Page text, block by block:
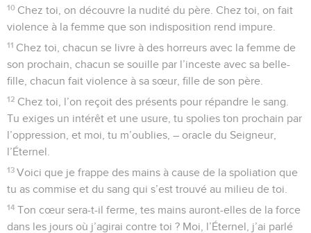
10 Chez toi, on découvre la nudité du père. Chez toi, on fait
violence à la femme que son indisposition rend impure.
11 Chez toi, chacun se livre à des horreurs avec la femme de
son prochain, chacun se souille par l’inceste avec sa belle-
fille, chacun fait violence à sa sœur, fille de son père.
12 Chez toi, l’on reçoit des présents pour répandre le sang.
Tu exiges un intérêt et une usure, tu spolies ton prochain par
l’oppression, et moi, tu m’oublies, – oracle du Seigneur,
l’Éternel.
13 Voici que je frappe des mains à cause de la spoliation que
tu as commise et du sang qui s’est trouvé au milieu de toi.
14 Ton cœur sera-t-il ferme, tes mains auront-elles de la force
dans les jours où j’agirai contre toi ? Moi, l’Éternel, j’ai parlé